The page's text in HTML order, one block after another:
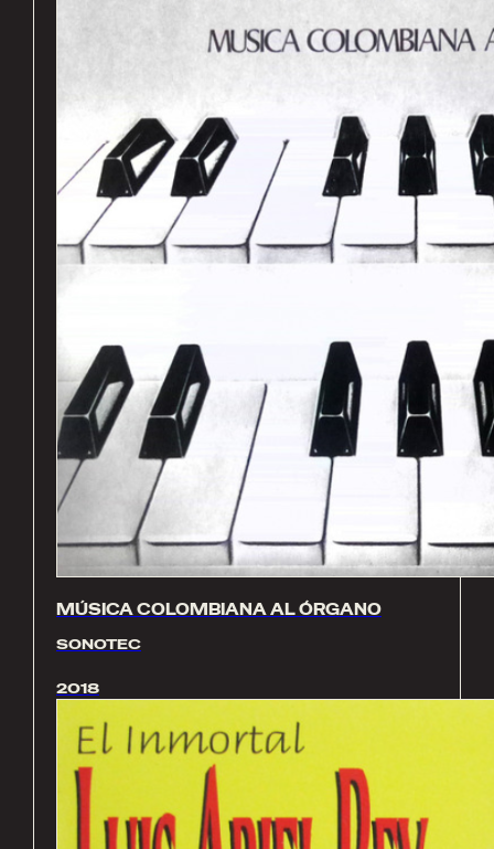
MÚSICA COLOMBIANA AL ÓRGANO
SONOTEC
2018